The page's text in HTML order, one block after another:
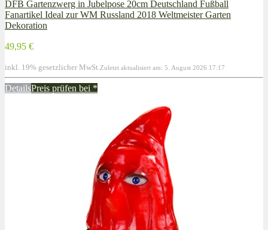
DFB Gartenzwerg in Jubelpose 20cm Deutschland Fußball
Fanartikel Ideal zur WM Russland 2018 Weltmeister Garten
Dekoration
49,95 €
inkl. 19% gesetzlicher MwSt. Zuletzt aktualisiert am: 5. August 2026 17:17
DetailsPreis prüfen bei *